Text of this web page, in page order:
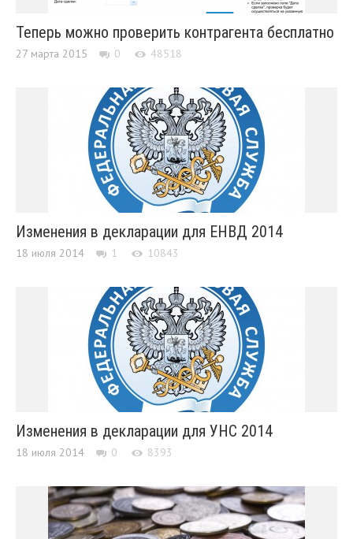
Теперь можно проверить контрагента бесплатно
27 марта 2015 0 48518
Изменения в декларации для ЕНВД 2014
18 июля 2014 1 10843
Изменения в декларации для УНС 2014
18 июля 2014 0 8393